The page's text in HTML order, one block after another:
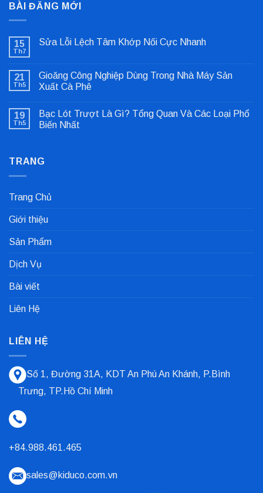
BÀI ĐĂNG MỚI
15
Th7
Sửa Lỗi Lệch Tâm Khớp Nối Cực Nhanh
luận
ở
Sửa
Tâm
Khớp
Nối
21
Th5
Gioăng Công Nghiệp Dùng Trong Nhà Máy Sản
Xuất Cà Phê
bình
luận
ở
Dùng
Xuất
19
Th5
Bạc Lót Trượt Là Gì? Tổng Quan Và Các Loại Phổ
Biến Nhất
luận
Là
Quan
Các
Loại
Nhất
TRANG
Trang Chủ
Giới thiệu
Sản Phẩm
Dịch Vụ
Bài viết
Liên Hệ
LIÊN HỆ
Số 1, Đường 31A, KDT An Phú An Khánh, P.Bình
Trưng, TP.Hồ Chí Minh
+84.988.461.465
sales@kiduco.com.vn